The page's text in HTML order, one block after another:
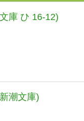
庫 ひ 16-12)
潮文庫)